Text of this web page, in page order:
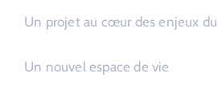
Un projet au cœur des enjeux
Un nouvel espace de vie